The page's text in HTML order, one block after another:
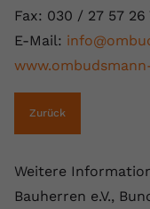
Fax: 030 / 27 57 26
E-Mail:
Zurück
Weitere
Bauherren e.V.,